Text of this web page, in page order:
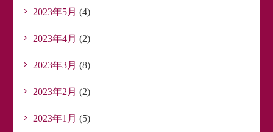
2023年5月 (4)
2023年4月 (2)
2023年3月 (8)
2023年2月 (2)
2023年1月 (5)